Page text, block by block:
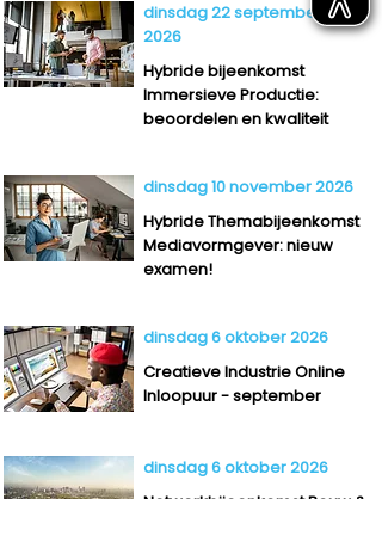
dinsdag 22 september
2026
Hybride bijeenkomst
Immersieve Productie:
beoordelen en kwaliteit
dinsdag 10 november 2026
Hybride Themabijeenkomst
Mediavormgever: nieuw
examen!
dinsdag 6 oktober 2026
Creatieve Industrie Online
Inloopuur - september
dinsdag 6 oktober 2026
Netwerkbijeenkomst Bouw &